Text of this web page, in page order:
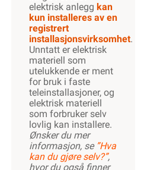
elektrisk anlegg kan
kun installeres av en
registrert
installasjonsvirksomhet.
Unntatt er elektrisk
materiell som
utelukkende er ment
for bruk i faste
teleinstallasjoner, og
elektrisk materiell
som forbruker selv
lovlig kan installere.
Ønsker du mer
informasjon, se ”Hva
kan du gjøre selv?”,
hvor du også finner